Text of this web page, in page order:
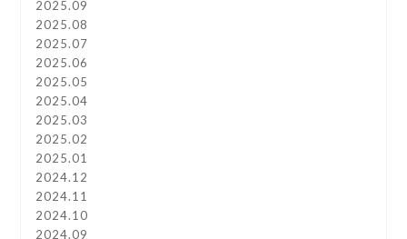
2025.09
2025.08
2025.07
2025.06
2025.05
2025.04
2025.03
2025.02
2025.01
2024.12
2024.11
2024.10
2024.09